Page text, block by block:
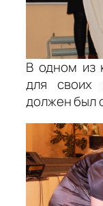
В одном из
для своих
должен был